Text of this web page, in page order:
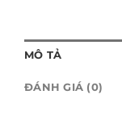
MÔ TẢ
ĐÁNH GIÁ (0)